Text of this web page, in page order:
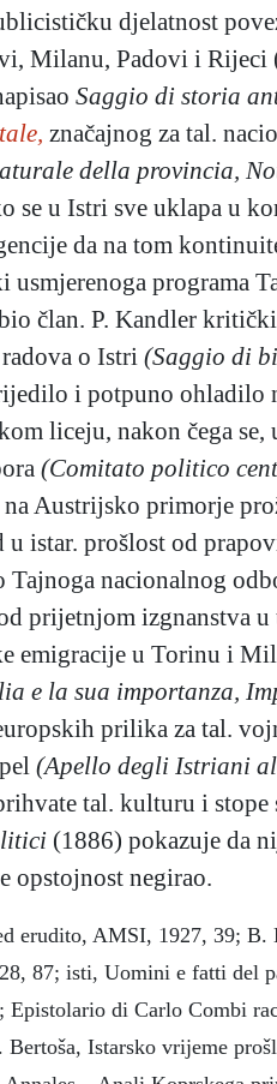
djelatnost
Milanu, Padovi i
Saggio di storia
značajnog za tal.
della provincia,
se u Istri sve uklapa u
da na tom
programa
član. P. Kandler
o Istri (Saggio di
i potpuno ohladilo
liceju, nakon čega
(Comitato politico
Austrijsko primorje
u istar. prošlost od
Tajnoga nacionalnog
prijetnjom izgnanstva
emigracije u Torinu i
e la sua importanza,
prilika za tal.
(Apello degli Istriani
tal. kulturu i
(1886) pokazuje da
opstojnost negirao.
erudito, AMSI, 1927, 39;
87; isti, Uomini e fatti
di Carlo Combi
Istarsko vrijeme